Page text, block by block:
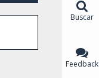
Buscar
Feedback